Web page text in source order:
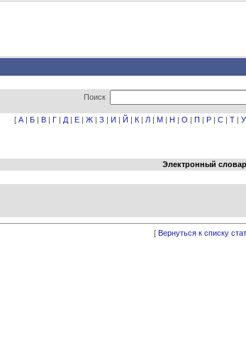
Поиск
[ А| Б| В| Г| Д| Е| Ж| З | И | Й | К| Л| М| Н | О | П | Р| С| Т| У
Электронный
[ Вернуться к списку